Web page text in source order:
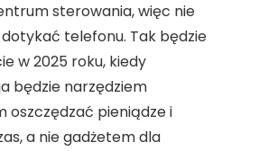
sterowania, więc nie
telefonu. Tak będzie
w 2025 roku, kiedy
będzie narzędziem
oszczędzać pieniądze i
a nie gadżetem dla